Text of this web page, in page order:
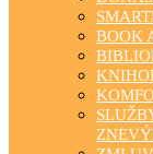
BOOK